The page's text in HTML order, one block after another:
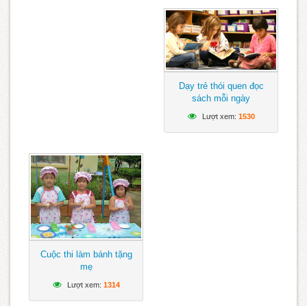
Dạy trẻ thói quen đọc
sách mỗi ngày
Lượt xem: 1530
Cuộc thi làm bánh tặng
mẹ
Lượt xem: 1314